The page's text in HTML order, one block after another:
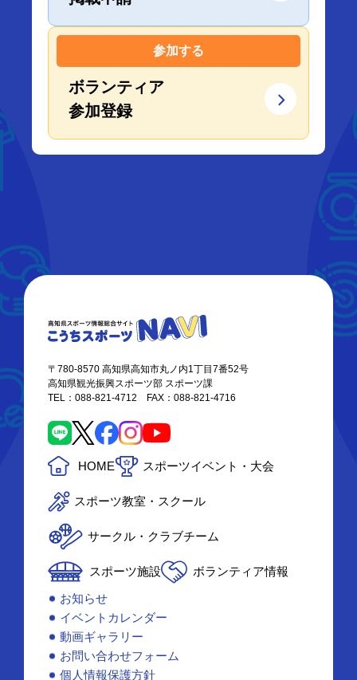
参加する
ボランティア
参加登録
〒780-8570 高知県高知市丸ノ内1丁目7番52号
高知県観光振興スポーツ部 スポーツ課
TEL：088-821-4712 FAX：088-821-4716
HOME スポーツイベント・大会
スポーツ教室・スクール
サークル・クラブチーム
スポーツ施設
ボランティア情報
お知らせ
イベントカレンダー
動画ギャラリー
お問い合わせフォーム
個人情報保護方針